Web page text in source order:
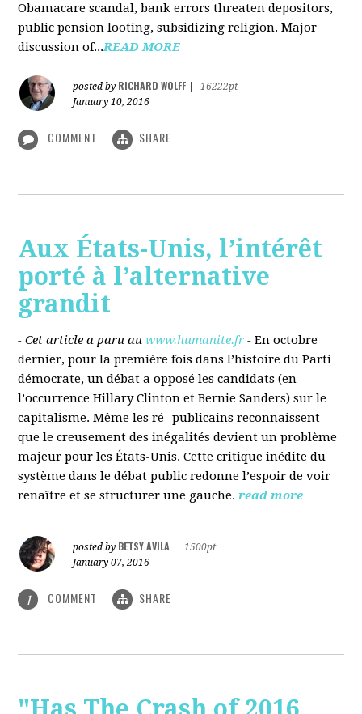
Obamacare scandal, bank errors threaten depositors,
public pension looting, subsidizing religion. Major
discussion of...READ MORE
posted by RICHARD WOLFF
16222pt
January 10, 2016
COMMENT SHARE
Aux États-Unis, l’intérêt
porté à l’alternative
grandit
- Cet article a paru au www.humanite.fr - En octobre
dernier, pour la première fois dans l’histoire du Parti
démocrate, un débat a opposé les candidats (en
l’occurrence Hillary Clinton et Bernie Sanders) sur le
capitalisme. Même les ré- publicains reconnaissent
que le creusement des inégalités devient un problème
majeur pour les États-Unis. Cette critique inédite du
système dans le débat public redonne l’espoir de voir
renaître et se structurer une gauche. read more
posted by BETSY AVILA
1500pt
January 07, 2016
1 COMMENT SHARE